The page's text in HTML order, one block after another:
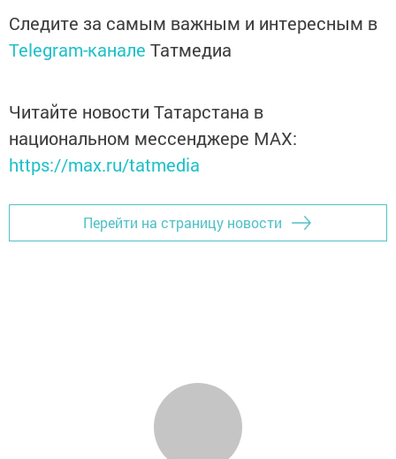
Следите за самым важным и интересным в
Telegram-канале Татмедиа
Читайте новости Татарстана в
национальном мессенджере MАХ:
https://max.ru/tatmedia
Перейти на страницу новости